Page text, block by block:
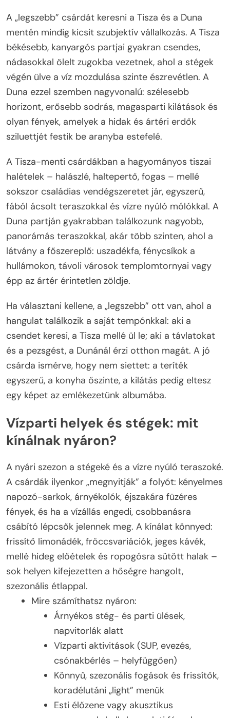
A „legszebb” csárdát keresni a Tisza és a Duna
mentén mindig kicsit szubjektív vállalkozás. A Tisza
békésebb, kanyargós partjai gyakran csendes,
nádasokkal ölelt zugokba vezetnek, ahol a stégek
végén ülve a víz mozdulása szinte észrevétlen. A
Duna ezzel szemben nagyvonalú: szélesebb
horizont, erősebb sodrás, magasparti kilátások és
olyan fények, amelyek a hidak és ártéri erdők
sziluettjét festik be aranyba estefelé.
A Tisza-menti csárdákban a hagyományos tiszai
halételek – halászlé, haltepertő, fogas – mellé
sokszor családias vendégszeretet jár, egyszerű,
fából ácsolt teraszokkal és vízre nyúló mólókkal. A
Duna partján gyakrabban találkozunk nagyobb,
panorámás teraszokkal, akár több szinten, ahol a
látvány a főszereplő: uszadékfa, fénycsíkok a
hullámokon, távoli városok templomtornyai vagy
épp az ártér érintetlen zöldje.
Ha választani kellene, a „legszebb” ott van, ahol a
hangulat találkozik a saját tempónkkal: aki a
csendet keresi, a Tisza mellé ül le; aki a távlatokat
és a pezsgést, a Dunánál érzi otthon magát. A jó
csárda ismérve, hogy nem siettet: a teríték
egyszerű, a konyha őszinte, a kilátás pedig eltesz
egy képet az emlékezetünk albumába.
Vízparti helyek és stégek: mit
kínálnak nyáron?
A nyári szezon a stégeké és a vízre nyúló teraszoké.
A csárdák ilyenkor „megnyitják” a folyót: kényelmes
napozó-sarkok, árnyékolók, éjszakára füzéres
fények, és ha a vízállás engedi, csobbanásra
csábító lépcsők jelennek meg. A kínálat könnyed:
frissítő limonádék, fröccsvariációk, jeges kávék,
mellé hideg előételek és ropogósra sütött halak –
sok helyen kifejezetten a hőségre hangolt,
szezonális étlappal.
Mire számíthatsz nyáron:
Árnyékos stég- és parti ülések,
napvitorlák alatt
Vízparti aktivitások (SUP, evezés,
csónakbérlés – helyfüggően)
Könnyű, szezonális fogások és frissítők,
koradélutáni „light” menük
Esti élőzene vagy akusztikus